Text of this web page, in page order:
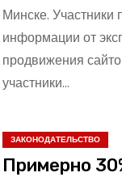
Минске. Участники
информации от
продвижения
участники…
ЗАКОНОДАТЕЛЬСТВО
Примерно